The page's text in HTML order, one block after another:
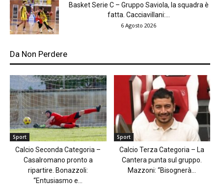
Basket Serie C – Gruppo Saviola, la squadra è
fatta. Cacciavillani:...
6 Agosto 2026
Da Non Perdere
Sport
Calcio Seconda Categoria –
Casalromano pronto a
ripartire. Bonazzoli:
“Entusiasmo e...
Sport
Calcio Terza Categoria – La
Cantera punta sul gruppo.
Mazzoni: “Bisognerà...